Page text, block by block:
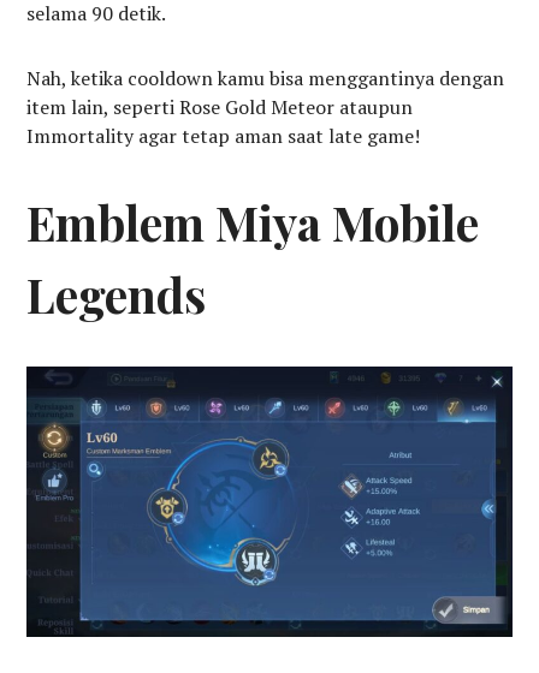
selama 90 detik.
Nah, ketika cooldown kamu bisa menggantinya dengan
item lain, seperti Rose Gold Meteor ataupun
Immortality agar tetap aman saat late game!
Emblem Miya Mobile
Legends